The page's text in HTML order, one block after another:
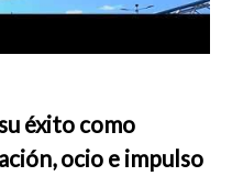
éxito como
ocio e impulso